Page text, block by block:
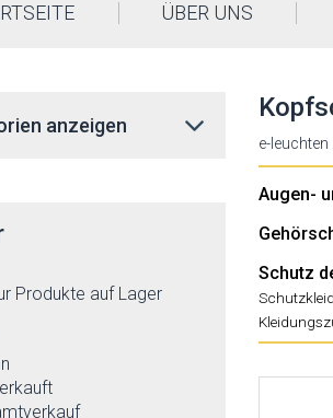
ÜBER UNS
e-leuchten
Augen-
Schutz
anzeigen
Produkte auf Lager